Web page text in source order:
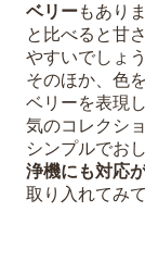
ベリーもあり
と比べると甘
やすいでしょう
そのほか、色
ベリーを表現し
気のコレクシ
シンプルでお
浄機にも対応
取り入れてみ